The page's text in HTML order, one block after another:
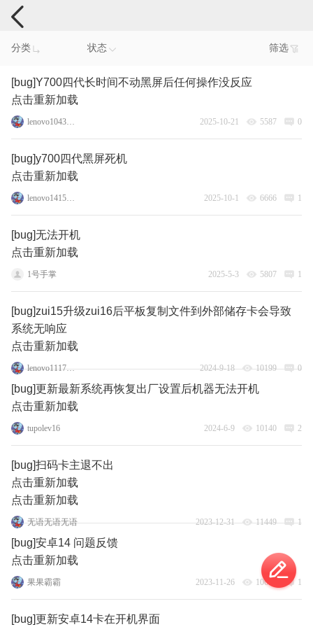
手机反馈
分类 状态 筛选
[bug]Y700四代长时间不动黑屏后任何操作没反应
点击重新加载
lenovo10432013080575 2025-10-21 5587 0
[bug]y700四代黑屏死机
点击重新加载
lenovo141549017 2025-10-1 6666 1
[bug]无法开机
点击重新加载
1号手掌 2025-5-3 5807 1
[bug]zui15升级zui16后平板复制文件到外部储存卡会导致
系统无响应
点击重新加载
lenovo111770235 2024-9-18 10199 0
[bug]更新最新系统再恢复出厂设置后机器无法开机
点击重新加载
tupolev16 2024-6-9 10140 2
[bug]扫码卡主退不出
点击重新加载
点击重新加载
无语无语无语 2023-12-31 11449 1
[bug]安卓14 问题反馈
点击重新加载
果果霸霸 2023-11-26 10681 1
[bug]更新安卓14卡在开机界面